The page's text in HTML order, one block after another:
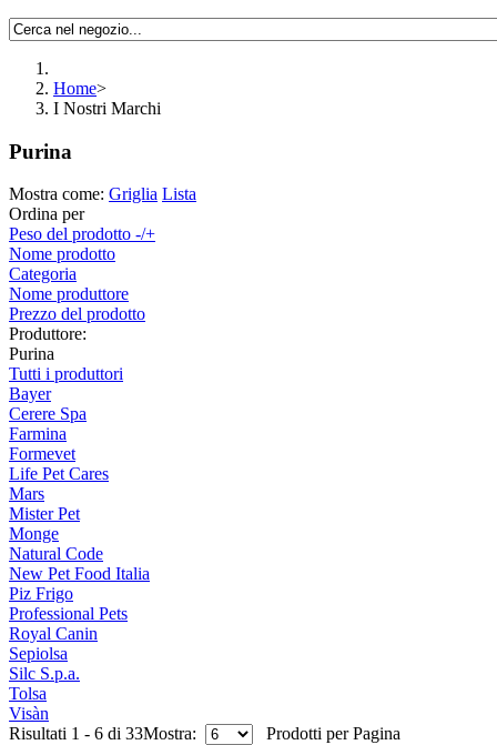
Home>
I Nostri Marchi
Purina
Mostra come: Griglia Lista
Ordina per
Peso del prodotto -/+
Nome prodotto
Categoria
Nome produttore
Prezzo del prodotto
Produttore:
Purina
Tutti i produttori
Bayer
Cerere Spa
Farmina
Formevet
Life Pet Cares
Mars
Mister Pet
Monge
Natural Code
New Pet Food Italia
Piz Frigo
Professional Pets
Royal Canin
Sepiolsa
Silc S.p.a.
Tolsa
Visàn
Risultati 1 - 6 di 33Mostra: Prodotti per Pagina